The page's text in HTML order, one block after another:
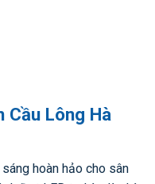
Cầu Lông Hà
hoàn hảo cho sân